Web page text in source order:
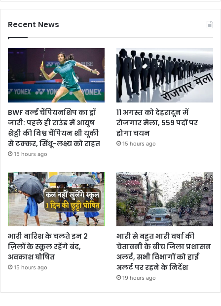
Recent News
BWF वर्ल्ड चैंपियनशिप का ड्रॉ
जारी: पहले ही राउंड में आयुष
शेट्टी की विश्व चैंपियन शी यूकी
से टक्कर, सिंधू-लक्ष्य को राहत
15 hours ago
11 अगस्त को देहरादून में
रोजगार मेला, 559 पदों पर
होगा चयन
15 hours ago
भारी बारिश के चलते इन 2
ज़िलों के स्कूल रहेंगे बंद,
अवकाश घोषित
15 hours ago
भारी से बहुत भारी वर्षा की
चेतावनी के बीच जिला प्रशासन
अलर्ट, सभी विभागों को हाई
अलर्ट पर रहने के निर्देश
19 hours ago